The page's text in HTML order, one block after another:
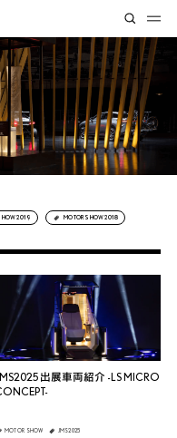
MOTORSHOW2018
出展車両紹介 -LS MICRO
MOTOR SHOW JMS2025